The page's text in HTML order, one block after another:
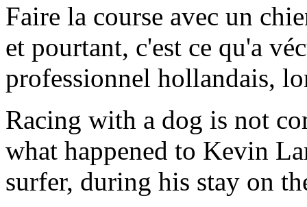
Faire la course avec un
et pourtant, c'est ce qu'a
professionnel hollandais,
Racing with a dog is not
what happened to Kevin
surfer, during his stay on